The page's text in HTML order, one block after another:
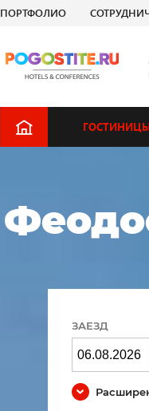
ПОРТФОЛИО
ЗАЕЗД